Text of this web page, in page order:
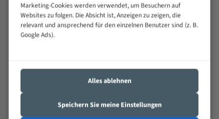
Positiver Spanwinkel
Bandkörper aus hochlegiertem Federstahl
Legierte HSS-beschichtete Zahnspitzen
Nichteisenmetalle
Marketing-Cookies werden verwendet, um Besuchern auf
Websites zu folgen. Die Absicht ist, Anzeigen zu zeigen, die
relevant und ansprechend für den einzelnen Benutzer sind (z. B.
Google Ads).
Alles ablehnen
Speichern Sie meine Einstellungen